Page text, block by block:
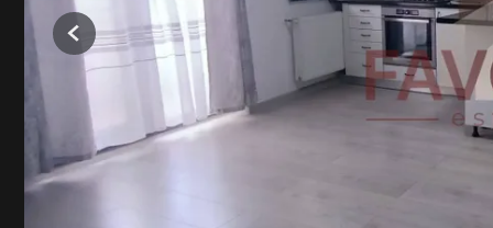
Previous